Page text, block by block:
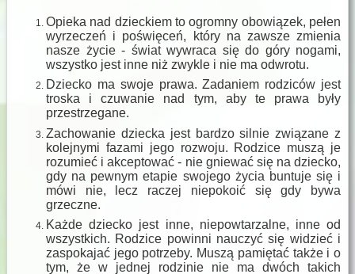
Opieka nad dzieckiem to ogromny obowiązek, pełen
wyrzeczeń i poświęceń, który na zawsze zmienia
nasze życie - świat wywraca się do góry nogami,
wszystko jest inne niż zwykle i nie ma odwrotu.
Dziecko ma swoje prawa. Zadaniem rodziców jest
troska i czuwanie nad tym, aby te prawa były
przestrzegane.
Zachowanie dziecka jest bardzo silnie związane z
kolejnymi fazami jego rozwoju. Rodzice muszą je
rozumieć i akceptować - nie gniewać się na dziecko,
gdy na pewnym etapie swojego życia buntuje się i
mówi nie, lecz raczej niepokoić się gdy bywa
grzeczne.
Każde dziecko jest inne, niepowtarzalne, inne od
wszystkich. Rodzice powinni nauczyć się widzieć i
zaspokajać jego potrzeby. Muszą pamiętać także i o
tym, że w jednej rodzinie nie ma dwóch takich